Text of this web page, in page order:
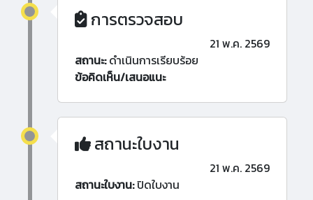
การตรวจสอบ
21 พ.ค. 2569
สถานะ:ดำเนินการเรียบร้อย
ข้อคิดเห็น/เสนอแนะ
สถานะใบงาน
21 พ.ค. 2569
สถานะใบงาน:ปิดใบงาน